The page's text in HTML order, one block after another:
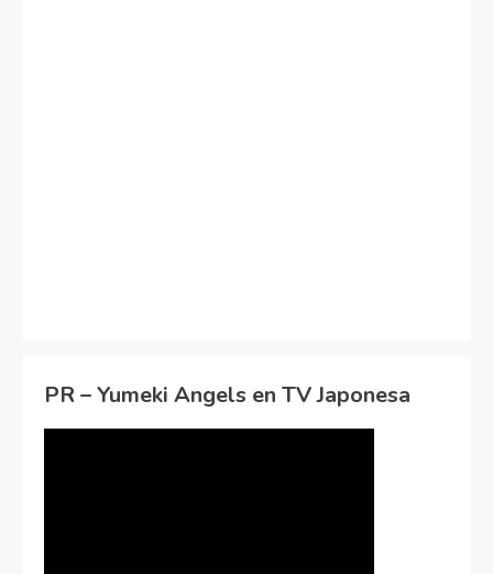
PR – Yumeki Angels en TV Japonesa